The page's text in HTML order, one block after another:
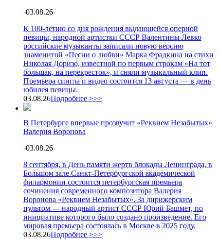
-03.08.26-
К 100-летию со дня рождения выдающейся оперной
певицы, народной артистки СССР Валентины Левко
российские музыканты записали новую версию
знаменитой «Песни о любви» Марка Фрадкина на стихи
Николая Доризо, известной по первым строкам «На тот
большак, на перекресток», и сняли музыкальный клип.
Премьера сингла и видео состоится 13 августа — в день
юбилея певицы.
03.08.26Подробнее >>>
В Петербурге впервые прозвучит «Реквием Незабытых»
Валерия Воронова
-03.08.26-
8 сентября, в День памяти жертв блокады Ленинграда, в
Большом зале Санкт-Петербургской академической
филармонии состоится петербургская премьера
сочинения современного композитора Валерия
Воронова «Реквием Незабытых». За дирижерским
пультом — народный артист СССР Юрий Башмет, по
инициативе которого было создано произведение. Его
мировая премьера состоялась в Москве в 2025 году.
03.08.26Подробнее >>>